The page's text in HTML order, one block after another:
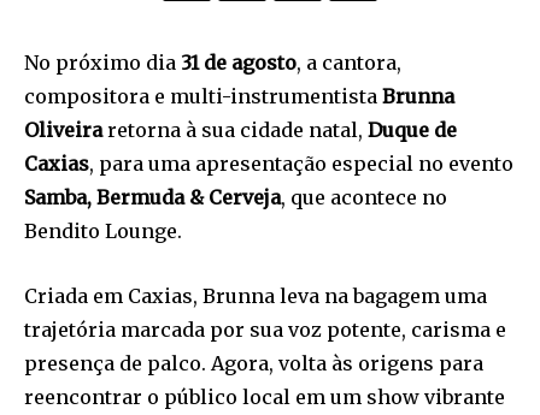
No próximo dia 31 de agosto, a cantora,
compositora e multi-instrumentista Brunna
Oliveiraretorna à sua cidade natal, Duque de
Caxias, para uma apresentação especial no evento
Samba, Bermuda & Cerveja, que acontece no
Bendito Lounge.
Criada em Caxias, Brunna leva na bagagem uma
trajetória marcada por sua voz potente, carisma e
presença de palco. Agora, volta às origens para
reencontrar o público local em um show vibrante